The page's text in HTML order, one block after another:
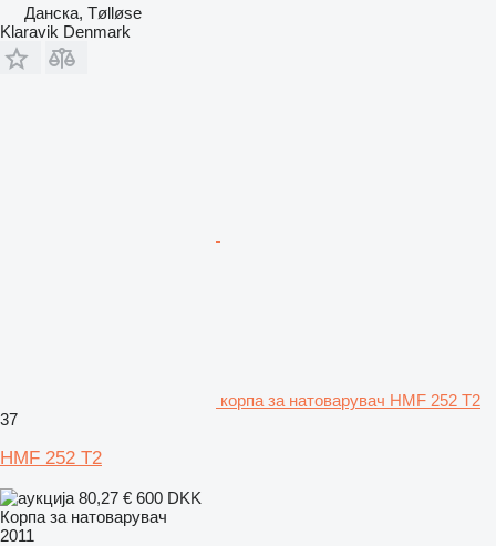
Данска, Tølløse
Klaravik Denmark
корпа за натоварувач HMF 252 T2
37
HMF 252 T2
80,27 € 600 DKK
Корпа за натоварувач
2011